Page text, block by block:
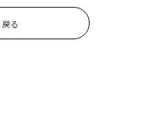
戻る